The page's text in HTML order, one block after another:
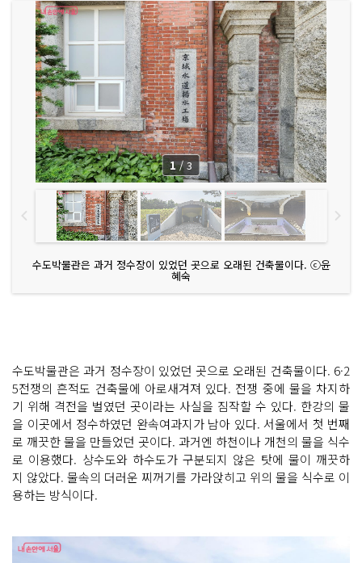
수도박물관은 과거 정수장이 있었던 곳으로 오래된 건축물이다. ⓒ윤
혜숙
1 / 3
수도박물관은 과거 정수장이 있었던 곳으로 오래된 건축물이다. 6·2
5전쟁의 흔적도 건축물에 아로새겨져 있다. 전쟁 중에 물을 차지하
기 위해 격전을 벌였던 곳이라는 사실을 짐작할 수 있다. 한강의 물
을 이곳에서 정수하였던 완속여과지가 남아 있다. 서울에서 첫 번째
로 깨끗한 물을 만들었던 곳이다. 과거엔 하천이나 개천의 물을 식수
로 이용했다. 상수도와 하수도가 구분되지 않은 탓에 물이 깨끗하
지 않았다. 물속의 더러운 찌꺼기를 가라앉히고 위의 물을 식수로 이
용하는 방식이다.